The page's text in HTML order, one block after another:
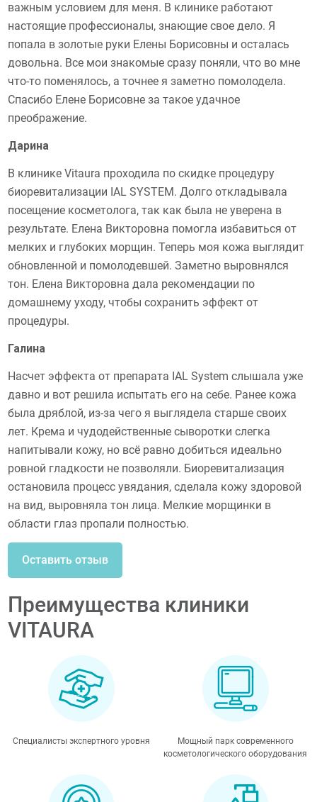
важным условием для меня. В клинике работают
настоящие профессионалы, знающие свое дело. Я
попала в золотые руки Елены Борисовны и осталась
довольна. Все мои знакомые сразу поняли, что во мне
что-то поменялось, а точнее я заметно помолодела.
Спасибо Елене Борисовне за такое удачное
преображение.
Дарина
В клинике Vitaura проходила по скидке процедуру
биоревитализации IAL SYSTEM. Долго откладывала
посещение косметолога, так как была не уверена в
результате. Елена Викторовна помогла избавиться от
мелких и глубоких морщин. Теперь моя кожа выглядит
обновленной и помолодевшей. Заметно выровнялся
тон. Елена Викторовна дала рекомендации по
домашнему уходу, чтобы сохранить эффект от
процедуры.
Галина
Насчет эффекта от препарата IAL System слышала уже
давно и вот решила испытать его на себе. Ранее кожа
была дряблой, из-за чего я выглядела старше своих
лет. Крема и чудодейственные сыворотки слегка
напитывали кожу, но всё равно добиться идеально
ровной гладкости не позволяли. Биоревитализация
остановила процесс увядания, сделала кожу здоровой
на вид, выровняла тон лица. Мелкие морщинки в
области глаз пропали полностью.
Оставить отзыв
Преимущества клиники
VITAURA
Специалисты экспертного уровня
Мощный парк современного
косметологического оборудования